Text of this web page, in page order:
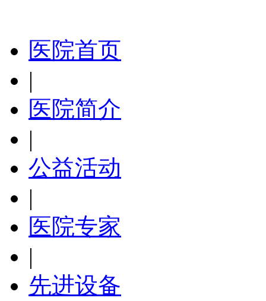
医院首页
|
医院简介
|
公益活动
|
医院专家
|
先进设备